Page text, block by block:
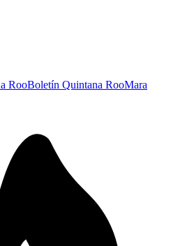
RooBoletín Quintana RooMara